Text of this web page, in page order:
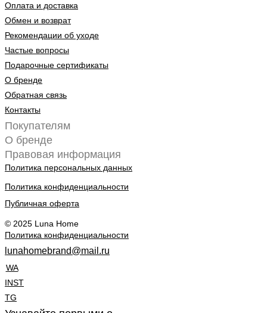
Оплата и доставка
Обмен и возврат
Рекомендации об уходе
Частые вопросы
Подарочные сертификаты
О бренде
Обратная связь
Контакты
Покупателям
О бренде
Правовая информация
Политика персональных данных
Политика конфиденциальности
Публичная оферта
© 2025 Luna Home
Политика конфиденциальности
lunahomebrand@mail.ru
WA
INST
TG